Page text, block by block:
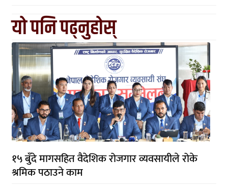
यो पनि पढ्नुहोस्
१५ बुँदे मागसहित वैदेशिक रोजगार व्यवसायीले रोके
श्रमिक पठाउने काम